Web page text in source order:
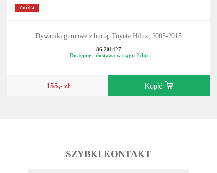
Zniżka
Dywaniki gumowe z burtą, Toyota Hilux, 2005-2015
86.201427
Dostępne - dostawa w ciągu 2 dni
155,- zł Kupić
SZYBKI KONTAKT